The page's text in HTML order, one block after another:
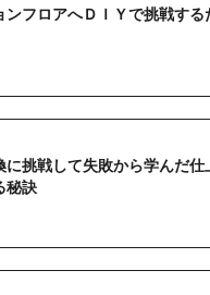
ンフロアへＤＩＹで挑戦する
に挑戦して失敗から学んだ仕
秘訣